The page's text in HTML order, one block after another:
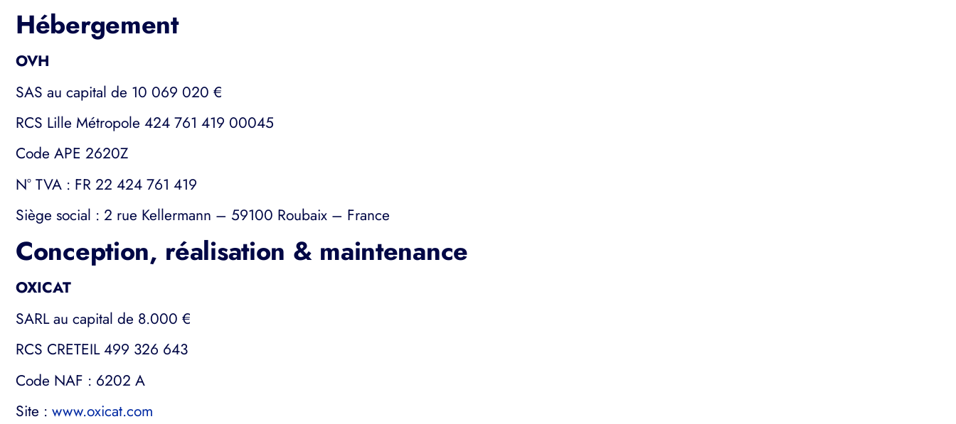
Hébergement
OVH
SAS au capital de 10 069 020 €
RCS Lille Métropole 424 761 419 00045
Code APE 2620Z
N° TVA : FR 22 424 761 419
Siège social : 2 rue Kellermann – 59100 Roubaix – France
Conception, réalisation & maintenance
OXICAT
SARL au capital de 8.000 €
RCS CRETEIL 499 326 643
Code NAF : 6202 A
Site : www.oxicat.com